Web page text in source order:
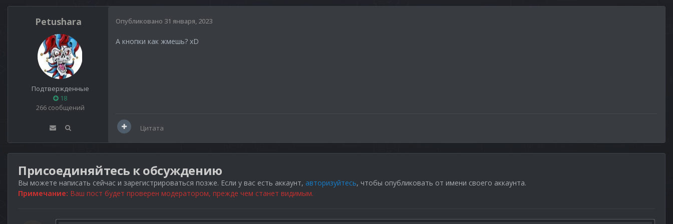
Petushara
Подтвержденные
18
266 сообщений
Опубликовано 31 января, 2023
А кнопки как жмешь? xD
Цитата
Присоединяйтесь к обсуждению
Вы можете написать сейчас и зарегистрироваться позже. Если у вас есть аккаунт, авторизуйтесь, чтобы опубликовать от имени своего аккаунта.
Примечание: Ваш пост будет проверен модератором, прежде чем станет видимым.